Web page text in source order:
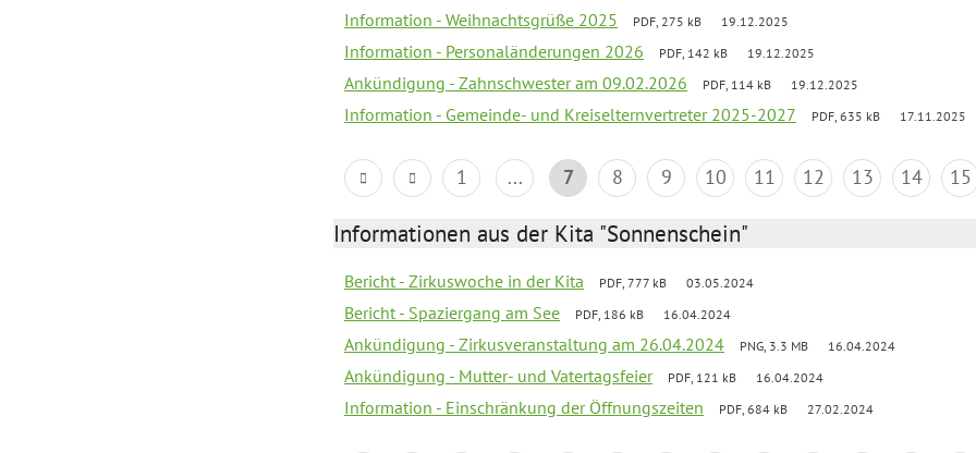
Information - Weihnachtsgrüße 2025 PDF, 275 kB 19.12.2025
Information - Personaländerungen 2026 PDF, 142 kB 19.12.2025
Ankündigung - Zahnschwester am 09.02.2026 PDF, 114 kB 19.12.2025
Information - Gemeinde- und Kreiselternvertreter 2025-2027 PDF, 635 kB 17.11.2025
1 ... 7 8 9 10 11 12 13 14 15
Informationen aus der Kita "Sonnenschein"
Bericht - Zirkuswoche in der Kita PDF, 777 kB 03.05.2024
Bericht - Spaziergang am See PDF, 186 kB 16.04.2024
Ankündigung - Zirkusveranstaltung am 26.04.2024 PNG, 3.3 MB 16.04.2024
Ankündigung - Mutter- und Vatertagsfeier PDF, 121 kB 16.04.2024
Information - Einschränkung der Öffnungszeiten PDF, 684 kB 27.02.2024